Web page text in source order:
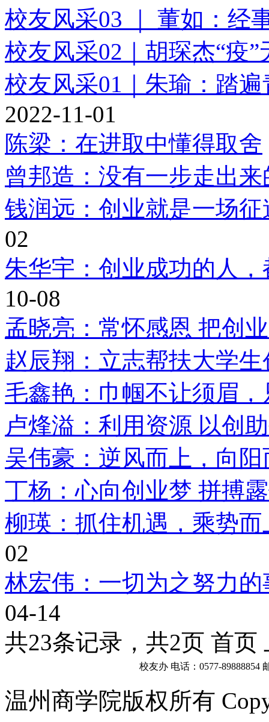
校友风采03 ｜ 董如：经
校友风采02｜胡琛杰“疫
校友风采01｜朱瑜：踏
2022-11-01
陈梁：在进取中懂得取舍
曾邦造：没有一步走出
钱润远：创业就是一场
02
朱华宇：创业成功的人
10-08
孟晓亮：常怀感恩 把创
赵辰翔：立志帮扶大学生
毛鑫艳：巾帼不让须眉
卢烽溢：利用资源 以创
吴伟豪：逆风而上，向阳
丁杨：心向创业梦 拼搏
柳瑛：抓住机遇，乘势
02
林宏伟：一切为之努力
04-14
共23条记录，共2页 首
校友办 电话：0577-89888854
温州商学院版权所有